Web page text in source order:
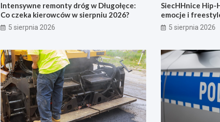
Intensywne remonty dróg w Długołęce:
Co czeka kierowców w sierpniu 2026?
5 sierpnia 2026
SiecHHnice Hip-
emocje i
5 sierpnia 2026